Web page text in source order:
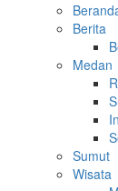
Berita
Medan
Sumut
Wisata